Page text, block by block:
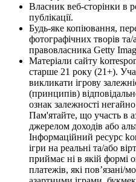
Власник веб-сторінки в
публікації.
Будь-яке копіювання,
фотографічних творів та/
правовласника Getty
Матеріали сайту
старше 21 року (21+).
викликати ігрову
(принципів)
ознак залежності негайно
Пам'ятайте, що участь в
джерелом доходів або
Інформаційний ресурс
ігри на реальні та/або
приймає ні в якій формі
платежів, які пов’язані/